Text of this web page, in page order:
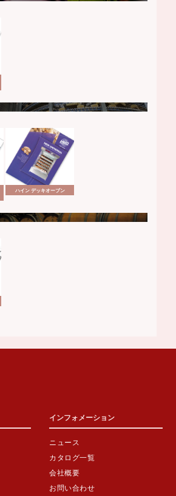
ハイン デッキオーブン
インフォメーション
ニュース
カタログ一覧
会社概要
お問い合わせ